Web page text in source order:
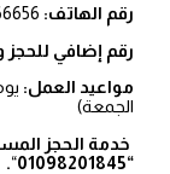
رقم الهاتف:
رقم إضافي للحجز
مواعيد العمل:
الجمعة)
خدمة الحجز
“01098201845
“
.